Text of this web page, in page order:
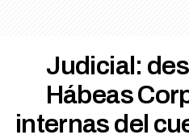
Judicial:
Hábeas
internas del